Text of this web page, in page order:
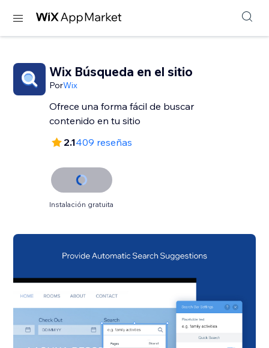
Wix Búsqueda en el sitio
PorWix
Ofrece una forma fácil de buscar
2.1409 reseñas
Instalación gratuita